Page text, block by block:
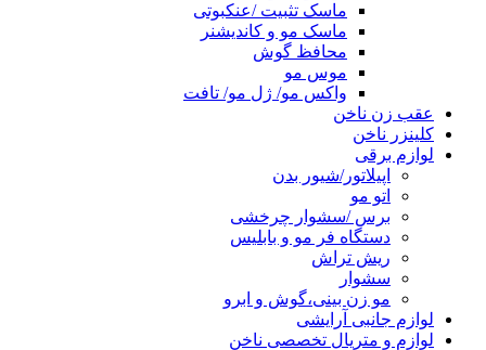
ماسک تثبیت /عنکبوتی
ماسک مو و کاندیشنر
محافظ گوش
موس مو
واکس مو/ ژل مو/ تافت
عقب زن ناخن
کلینزر ناخن
لوازم برقی
اپیلاتور/شیور بدن
اتو مو
برس /سشوار چرخشی
دستگاه فر مو و بابلیس
ریش تراش
سشوار
مو زن بینی،گوش و ابرو
لوازم جانبی آرایشی
لوازم و متریال تخصصی ناخن